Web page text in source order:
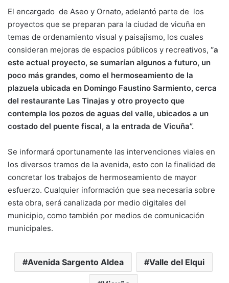
El encargado de Aseo y Ornato, adelantó parte de los
proyectos que se preparan para la ciudad de vicuña en
temas de ordenamiento visual y paisajismo, los cuales
consideran mejoras de espacios públicos y recreativos, “a
este actual proyecto, se sumarían algunos a futuro, un
poco más grandes, como el hermoseamiento de la
plazuela ubicada en Domingo Faustino Sarmiento, cerca
del restaurante Las Tinajas y otro proyecto que
contempla los pozos de aguas del valle, ubicados a un
costado del puente fiscal, a la entrada de Vicuña”.
Se informará oportunamente las intervenciones viales en
los diversos tramos de la avenida, esto con la finalidad de
concretar los trabajos de hermoseamiento de mayor
esfuerzo. Cualquier información que sea necesaria sobre
esta obra, será canalizada por medio digitales del
municipio, como también por medios de comunicación
municipales.
Avenida Sargento Aldea Valle del Elqui